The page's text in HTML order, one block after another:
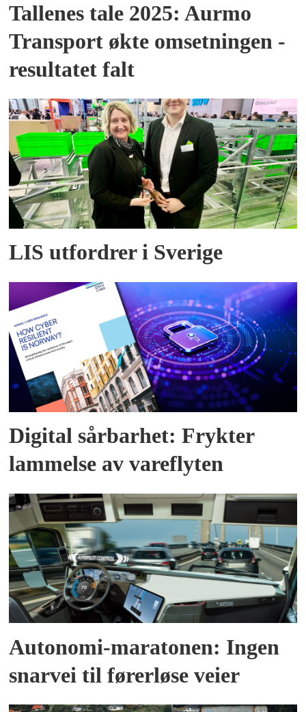
Tallenes tale 2025: Aurmo
Transport økte omsetningen -
resultatet falt
LIS utfordrer i Sverige
Digital sårbarhet: Frykter
lammelse av vareflyten
Autonomi-maratonen: Ingen
snarvei til førerløse veier